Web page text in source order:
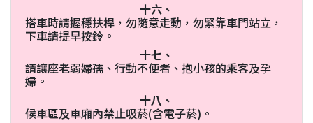
十六、
搭車時請握穩扶桿，勿隨意走動，勿緊靠車門站立，
下車請提早按鈴。
十七、
請讓座老弱婦孺、行動不便者、抱小孩的乘客及孕
婦。
十八、
候車區及車廂內禁止吸菸(含電子菸)。